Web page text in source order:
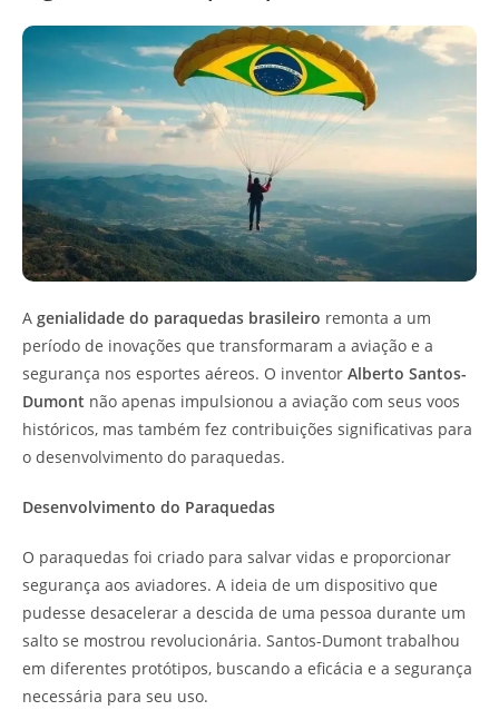
A genialidade do paraquedas brasileiro remonta a um
período de inovações que transformaram a aviação e a
segurança nos esportes aéreos. O inventor Alberto Santos-
Dumont não apenas impulsionou a aviação com seus voos
históricos, mas também fez contribuições significativas para
o desenvolvimento do paraquedas.
Desenvolvimento do Paraquedas
O paraquedas foi criado para salvar vidas e proporcionar
segurança aos aviadores. A ideia de um dispositivo que
pudesse desacelerar a descida de uma pessoa durante um
salto se mostrou revolucionária. Santos-Dumont trabalhou
em diferentes protótipos, buscando a eficácia e a segurança
necessária para seu uso.